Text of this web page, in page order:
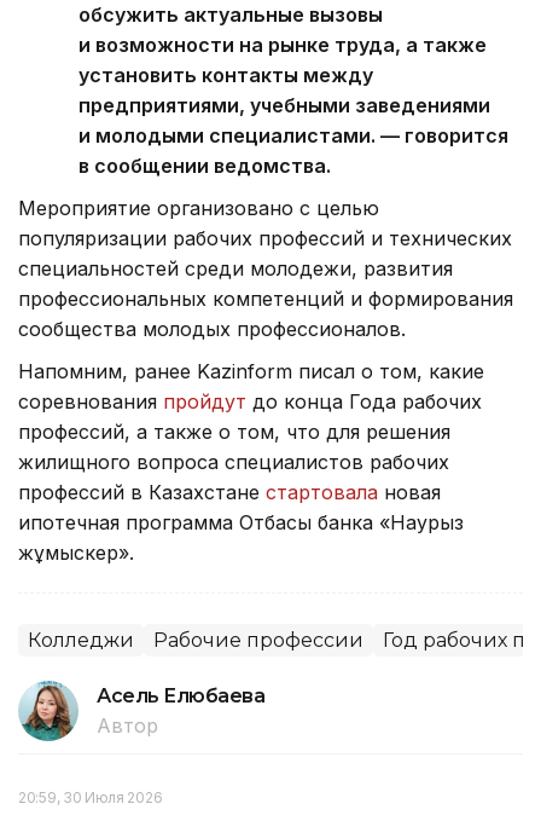
обсужить актуальные вызовы
и возможности на рынке труда, а также
установить контакты между
предприятиями, учебными заведениями
и молодыми специалистами. — говорится
в сообщении ведомства.
Мероприятие организовано с целью
популяризации рабочих профессий и технических
специальностей среди молодежи, развития
профессиональных компетенций и формирования
сообщества молодых профессионалов.
Напомним, ранее Kazinform писал о том, какие
соревнования пройдут до конца Года рабочих
профессий, а также о том, что для решения
жилищного вопроса специалистов рабочих
профессий в Казахстане стартовала новая
ипотечная программа Отбасы банка «Наурыз
жұмыскер».
Колледжи Рабочие профессии Год рабочих
Асель Елюбаева
Автор
20:59, 30 Июля 2026